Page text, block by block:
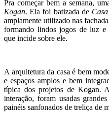
Pra começar bem a semana,
Kogan. Ela foi batizada de
amplamente utilizado nas
formando lindos jogos de luz e
que incide sobre ele.
A arquitetura da casa é bem
e espaços amplos e bem
típica dos projetos de Kogan.
interação, foram usadas
painéis sanfonados de treliça de